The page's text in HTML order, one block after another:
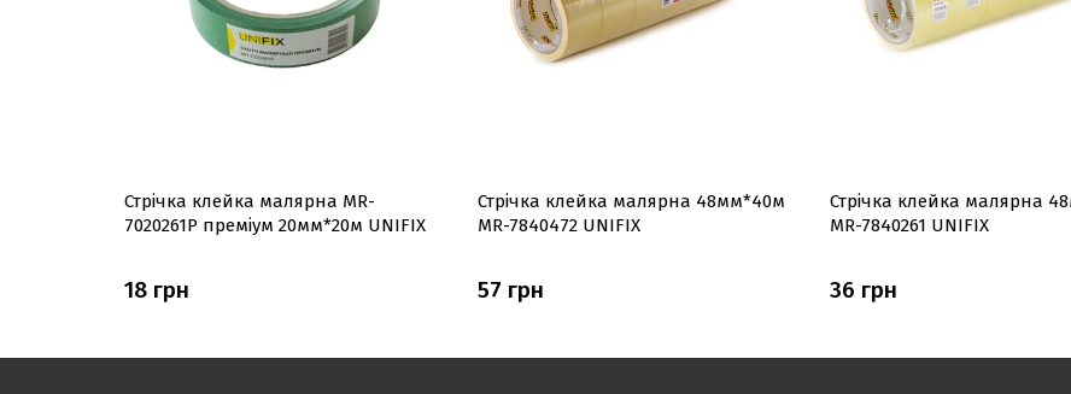
Стрічка клейка малярна MR-
7020261P преміум 20мм*20м UNIFIX
18 грн
Стрічка клейка малярна 48мм*40м
MR-7840472 UNIFIX
57 грн
Стрічка клейка малярна
MR-7840261 UNIFIX
36 грн